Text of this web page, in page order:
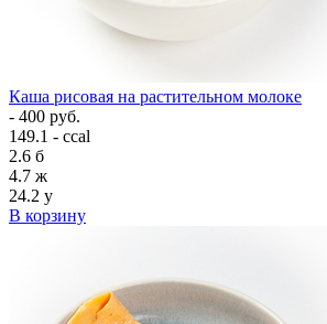
Каша рисовая на растительном молоке
- 400 руб.
149.1 - ccal
2.6 б
4.7 ж
24.2 у
В корзину